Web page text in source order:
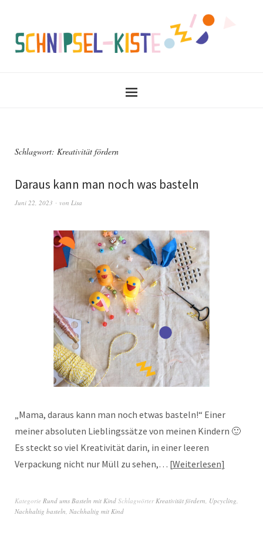
Schlagwort: Kreativität fördern
Daraus kann man noch was basteln
Juni 22, 2023 von Lisa
„Mama, daraus kann man noch etwas basteln!“ Einer
meiner absoluten Lieblingssätze von meinen Kindern 🙂
Es steckt so viel Kreativität darin, in einer leeren
Verpackung nicht nur Müll zu sehen,… Weiterlesen
Kategorie Rund ums Basteln mit Kind Schlagwörter Kreativität fördern Upcycling
Nachhaltig basteln Nachhaltig mit Kind